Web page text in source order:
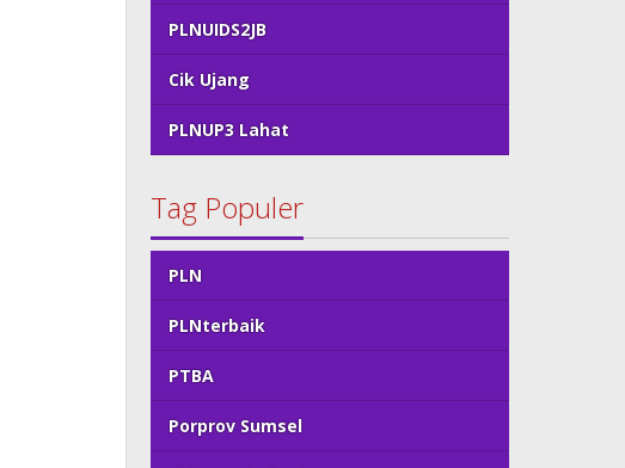
PLNUIDS2JB
Cik Ujang
PLNUP3 Lahat
Tag Populer
PLN
PLNterbaik
PTBA
Porprov Sumsel